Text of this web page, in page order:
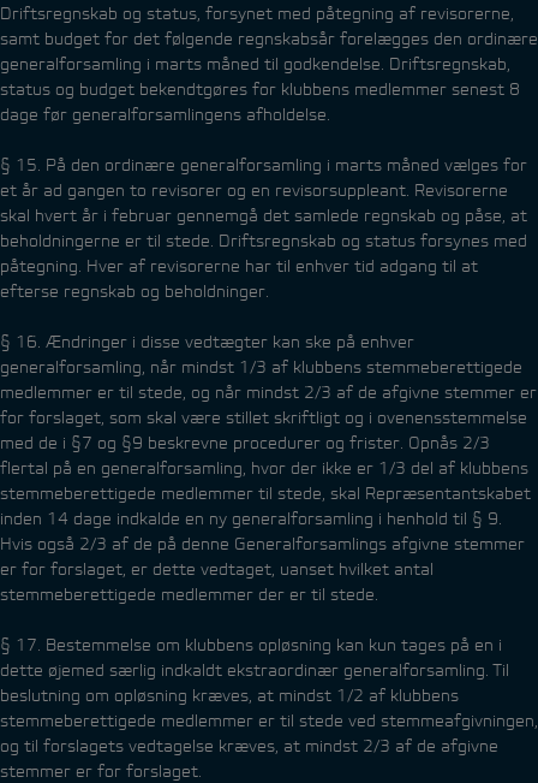
Driftsregnskab og status, forsynet med påtegning af revisorerne,
samt budget for det følgende regnskabsår forelægges den ordinære
generalforsamling i marts måned til godkendelse. Driftsregnskab,
status og budget bekendtgøres for klubbens medlemmer senest 8
dage før generalforsamlingens afholdelse.
§ 15. På den ordinære generalforsamling i marts måned vælges for
et år ad gangen to revisorer og en revisorsuppleant. Revisorerne
skal hvert år i februar gennemgå det samlede regnskab og påse, at
beholdningerne er til stede. Driftsregnskab og status forsynes med
påtegning. Hver af revisorerne har til enhver tid adgang til at
efterse regnskab og beholdninger.
§ 16. Ændringer i disse vedtægter kan ske på enhver
generalforsamling, når mindst 1/3 af klubbens stemmeberettigede
medlemmer er til stede, og når mindst 2/3 af de afgivne stemmer er
for forslaget, som skal være stillet skriftligt og i ovenensstemmelse
med de i §7 og §9 beskrevne procedurer og frister. Opnås 2/3
flertal på en generalforsamling, hvor der ikke er 1/3 del af klubbens
stemmeberettigede medlemmer til stede, skal Repræsentantskabet
inden 14 dage indkalde en ny generalforsamling i henhold til § 9.
Hvis også 2/3 af de på denne Generalforsamlings afgivne stemmer
er for forslaget, er dette vedtaget, uanset hvilket antal
stemmeberettigede medlemmer der er til stede.
§ 17. Bestemmelse om klubbens opløsning kan kun tages på en i
dette øjemed særlig indkaldt ekstraordinær generalforsamling. Til
beslutning om opløsning kræves, at mindst 1/2 af klubbens
stemmeberettigede medlemmer er til stede ved stemmeafgivningen,
og til forslagets vedtagelse kræves, at mindst 2/3 af de afgivne
stemmer er for forslaget.